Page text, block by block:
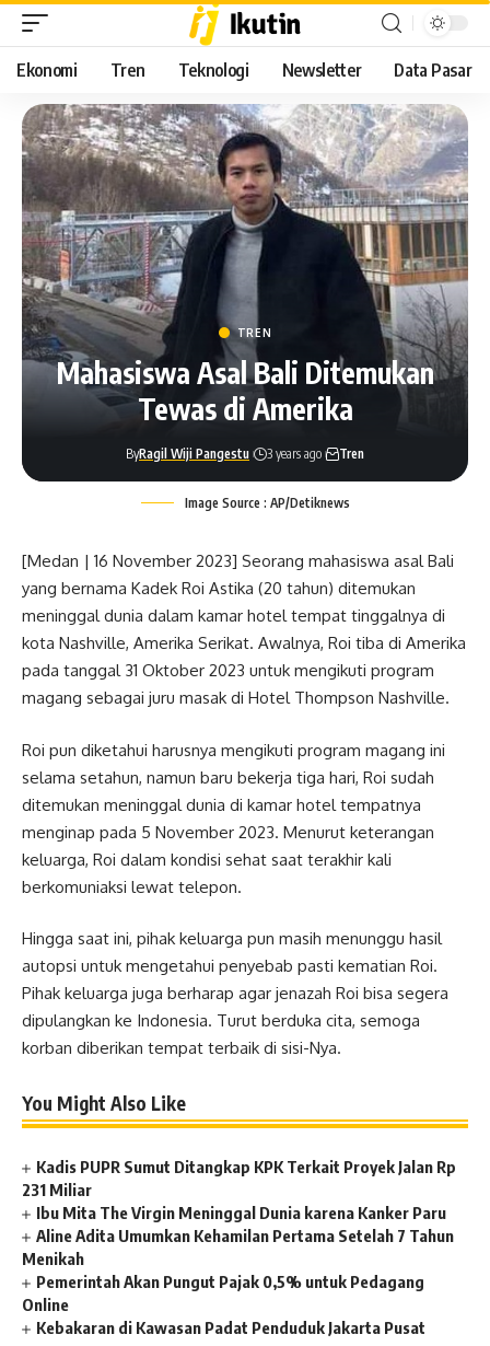
Ekonomi Tren Teknologi Newsletter Data Pasar
TREN
Mahasiswa Asal Bali Ditemukan
Tewas di Amerika
ByRagil Wiji Pangestu 3 years ago Tren
Image Source : AP/Detiknews
[Medan | 16 November 2023] Seorang mahasiswa asal Bali
yang bernama Kadek Roi Astika (20 tahun) ditemukan
meninggal dunia dalam kamar hotel tempat tinggalnya di
kota Nashville, Amerika Serikat. Awalnya, Roi tiba di Amerika
pada tanggal 31 Oktober 2023 untuk mengikuti program
magang sebagai juru masak di Hotel Thompson Nashville.
Roi pun diketahui harusnya mengikuti program magang ini
selama setahun, namun baru bekerja tiga hari, Roi sudah
ditemukan meninggal dunia di kamar hotel tempatnya
menginap pada 5 November 2023. Menurut keterangan
keluarga, Roi dalam kondisi sehat saat terakhir kali
berkomuniaksi lewat telepon.
Hingga saat ini, pihak keluarga pun masih menunggu hasil
autopsi untuk mengetahui penyebab pasti kematian Roi.
Pihak keluarga juga berharap agar jenazah Roi bisa segera
dipulangkan ke Indonesia. Turut berduka cita, semoga
korban diberikan tempat terbaik di sisi-Nya.
You Might Also Like
Kadis PUPR Sumut Ditangkap KPK Terkait Proyek Jalan Rp
231 Miliar
Ibu Mita The Virgin Meninggal Dunia karena Kanker Paru
Aline Adita Umumkan Kehamilan Pertama Setelah 7 Tahun
Menikah
Pemerintah Akan Pungut Pajak 0,5% untuk Pedagang
Online
Kebakaran di Kawasan Padat Penduduk Jakarta Pusat